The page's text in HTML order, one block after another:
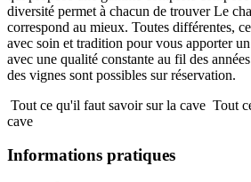
diversité permet à chacun de trouver Le
correspond au mieux. Toutes différentes,
avec soin et tradition pour vous apporter
avec une qualité constante au fil des
des vignes sont possibles sur réservation.
Tout ce qu'il faut savoir sur la cave Tout
cave
Informations pratiques